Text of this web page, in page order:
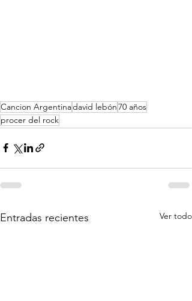
Cancion Argentinadavid lebón70 años
procer del rock
Entradas recientes Ver todo